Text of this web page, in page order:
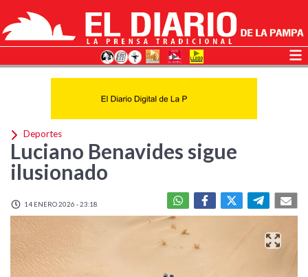
Deportes
Luciano Benavides sigue
ilusionado
14 ENERO 2026 - 23:18